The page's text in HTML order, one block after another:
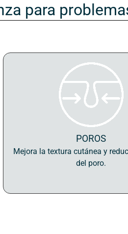
para
POROS
Mejora la textura cutánea y
del poro.